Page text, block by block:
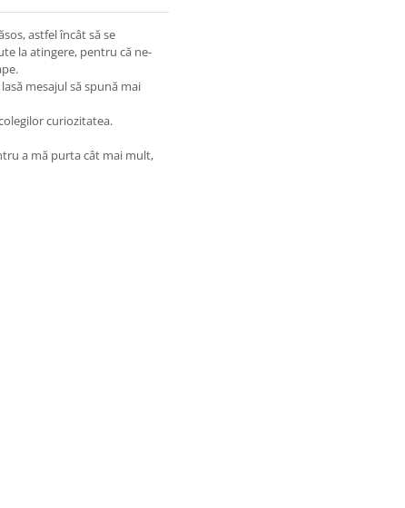
astfel încât să se
la atingere, pentru că ne-
mesajul să spună mai
curiozitatea.
a mă purta cât mai mult,